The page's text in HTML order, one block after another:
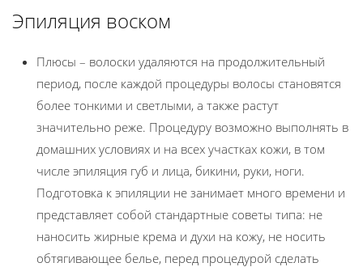
Эпиляция воском
Плюсы – волоски удаляются на продолжительный
период, после каждой процедуры волосы становятся
более тонкими и светлыми, а также растут
значительно реже. Процедуру возможно выполнять в
домашних условиях и на всех участках кожи, в том
числе эпиляция губ и лица, бикини, руки, ноги.
Подготовка к эпиляции не занимает много времени и
представляет собой стандартные советы типа: не
наносить жирные крема и духи на кожу, не носить
обтягивающее белье, перед процедурой сделать